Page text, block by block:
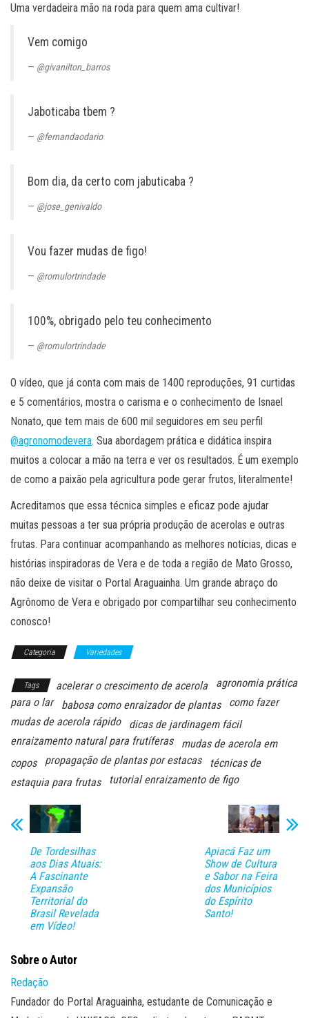
Uma verdadeira mão na roda para quem ama cultivar!
Vem comigo
@givanilton_barros
Jaboticaba tbem ?
@fernandaodario
Bom dia, da certo com jabuticaba ?
@jose_genivaldo
Vou fazer mudas de figo!
@romulortrindade
100%, obrigado pelo teu conhecimento
@romulortrindade
O vídeo, que já conta com mais de 1400 reproduções, 91 curtidas
e 5 comentários, mostra o carisma e o conhecimento de Isnael
Nonato, que tem mais de 600 mil seguidores em seu perfil
@agronomodevera. Sua abordagem prática e didática inspira
muitos a colocar a mão na terra e ver os resultados. É um exemplo
de como a paixão pela agricultura pode gerar frutos, literalmente!
Acreditamos que essa técnica simples e eficaz pode ajudar
muitas pessoas a ter sua própria produção de acerolas e outras
frutas. Para continuar acompanhando as melhores notícias, dicas e
histórias inspiradoras de Vera e de toda a região de Mato Grosso,
não deixe de visitar o Portal Araguainha. Um grande abraço do
Agrônomo de Vera e obrigado por compartilhar seu conhecimento
conosco!
Categoria Variedades
Tags acelerar o crescimento de acerola
agronomia prática
para o lar
babosa como enraizador de plantas
como fazer
mudas de acerola rápido
dicas de jardinagem fácil
enraizamento natural para frutíferas
mudas de acerola em
copos
propagação de plantas por estacas
técnicas de
estaquia para frutas
tutorial enraizamento de figo
De Tordesilhas
aos Dias Atuais:
A Fascinante
Expansão
Territorial do
Brasil Revelada
em Vídeo!
Apiacá Faz um
Show de Cultura
e Sabor na Feira
dos Municípios
do Espírito
Santo!
Sobre o Autor
Redação
Fundador do Portal Araguainha, estudante de Comunicação e